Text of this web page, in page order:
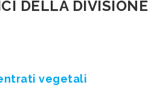
DELLA DIVISIONE
vegetali